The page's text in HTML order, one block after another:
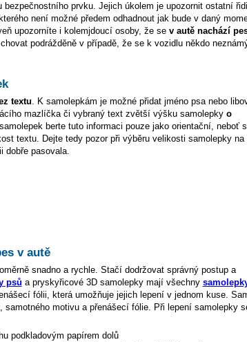
prvku. Jejich úkolem je upozornit ostatní
není možné předem odhadnout jak bude v daný
upozorníte i kolemjdoucí osoby, že se v autě nachází
podrážděně v případě, že se k vozidlu někdo
textu. K samolepkám je možné přidat jméno psa nebo
mazlíčka či vybraný text zvětší výšku samolepky o
berte tuto informaci pouze jako orientační, neboť s
textu. Dejte tedy pozor při výběru velikosti samolepky na
dobře pasovala.
v autě
snadno a rychle. Stačí dodržovat správný postup a
psů a pryskyřicové 3D samolepky mají všechny
fólii, která umožňuje jejich lepení v jednom kuse.
motivu a přenášecí fólie. Při lepení samolepky
podkladovým papírem dolů